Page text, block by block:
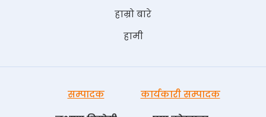
हाम्रो बारे
हामी
सम्पादक
कार्यकारी सम्पादक